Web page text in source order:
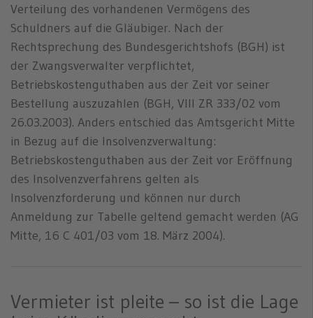
Verteilung des vorhandenen Vermögens des
Schuldners auf die Gläubiger. Nach der
Rechtsprechung des Bundesgerichtshofs (BGH) ist
der Zwangsverwalter verpflichtet,
Betriebskostenguthaben aus der Zeit vor seiner
Bestellung auszuzahlen (BGH, VIII ZR 333/02 vom
26.03.2003). Anders entschied das Amtsgericht Mitte
in Bezug auf die Insolvenzverwaltung:
Betriebskostenguthaben aus der Zeit vor Eröffnung
des Insolvenzverfahrens gelten als
Insolvenzforderung und können nur durch
Anmeldung zur Tabelle geltend gemacht werden (AG
Mitte, 16 C 401/03 vom 18. März 2004).
Vermieter ist pleite – so ist die Lage